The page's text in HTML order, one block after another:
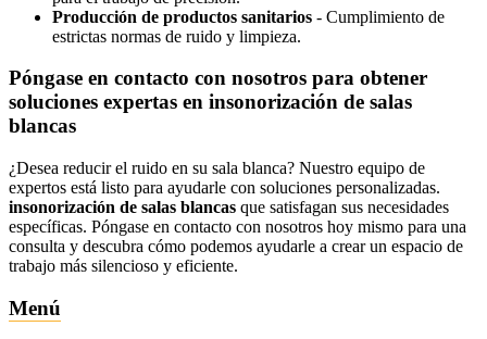
Producción de productos sanitarios - Cumplimiento de
estrictas normas de ruido y limpieza.
Póngase en contacto con nosotros para obtener
soluciones expertas en insonorización de salas
blancas
¿Desea reducir el ruido en su sala blanca? Nuestro equipo de
expertos está listo para ayudarle con soluciones personalizadas.
insonorización de salas blancas que satisfagan sus necesidades
específicas. Póngase en contacto con nosotros hoy mismo para una
consulta y descubra cómo podemos ayudarle a crear un espacio de
trabajo más silencioso y eficiente.
Menú